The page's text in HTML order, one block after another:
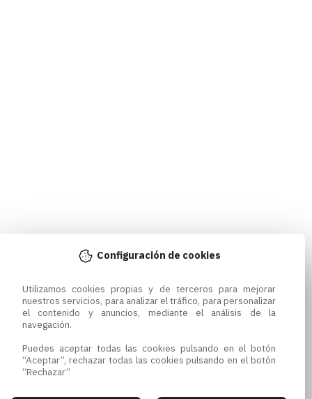
Configuración de cookies
Utilizamos cookies propias y de terceros para mejorar
nuestros servicios, para analizar el tráfico, para personalizar
el contenido y anuncios, mediante el análisis de la
navegación.
Puedes aceptar todas las cookies pulsando en el botón
“Aceptar”, rechazar todas las cookies pulsando en el botón
“Rechazar”